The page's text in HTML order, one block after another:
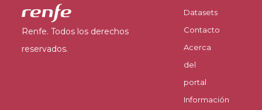
Renfe. Todos los derechos
reservados.
Datasets
Contacto
Acerca
del
portal
Información